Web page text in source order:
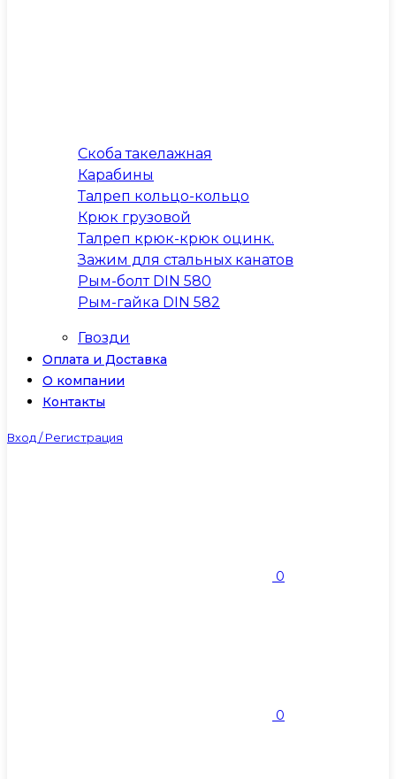
Скоба такелажная
Карабины
Талреп кольцо-кольцо
Крюк грузовой
Талреп крюк-крюк оцинк.
Зажим для стальных канатов
Рым-болт DIN 580
Рым-гайка DIN 582
Гвозди
Оплата и Доставка
О компании
Контакты
Вход / Регистрация
0
0